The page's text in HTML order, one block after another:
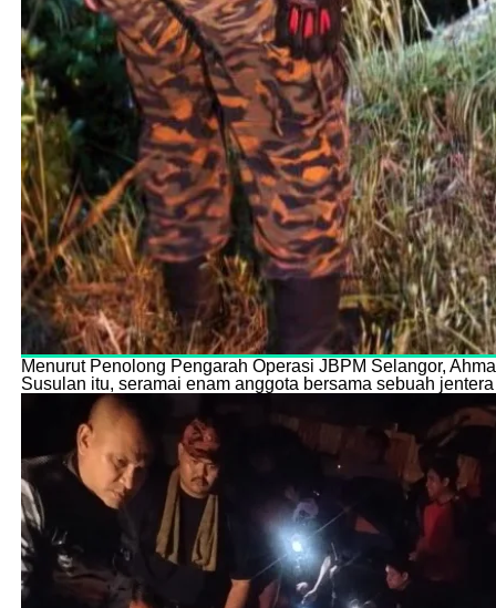
Menurut Penolong Pengarah Operasi JBPM Selangor,
Susulan itu, seramai enam anggota bersama sebuah